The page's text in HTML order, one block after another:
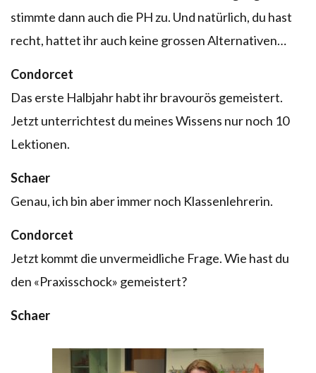
stimmte dann auch die PH zu. Und natürlich, du hast
recht, hattet ihr auch keine grossen Alternativen…
Condorcet
Das erste Halbjahr habt ihr bravourös gemeistert.
Jetzt unterrichtest du meines Wissens nur noch 10
Lektionen.
Schaer
Genau, ich bin aber immer noch Klassenlehrerin.
Condorcet
Jetzt kommt die unvermeidliche Frage. Wie hast du
den «Praxisschock» gemeistert?
Schaer